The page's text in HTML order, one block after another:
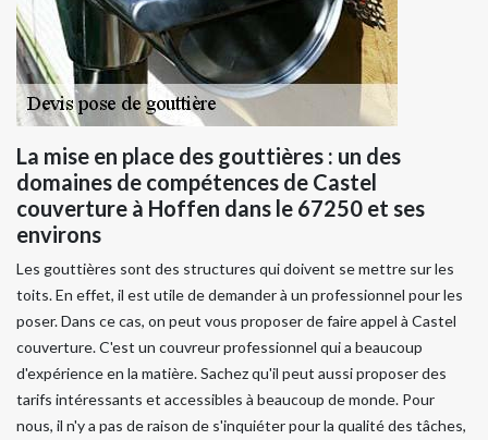
La mise en place des gouttières : un des
domaines de compétences de Castel
couverture à Hoffen dans le 67250 et ses
environs
Les gouttières sont des structures qui doivent se mettre sur les
toits. En effet, il est utile de demander à un professionnel pour les
poser. Dans ce cas, on peut vous proposer de faire appel à Castel
couverture. C'est un couvreur professionnel qui a beaucoup
d'expérience en la matière. Sachez qu'il peut aussi proposer des
tarifs intéressants et accessibles à beaucoup de monde. Pour
nous, il n'y a pas de raison de s'inquiéter pour la qualité des tâches,